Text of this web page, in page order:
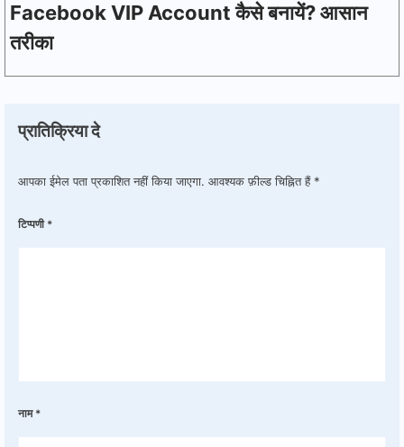
Facebook VIP Account कैसे बनायें? आसान
तरीका
प्रातिक्रिया दे
आपका ईमेल पता प्रकाशित नहीं किया जाएगा. आवश्यक फ़ील्ड चिह्नित हैं *
टिप्पणी *
नाम *